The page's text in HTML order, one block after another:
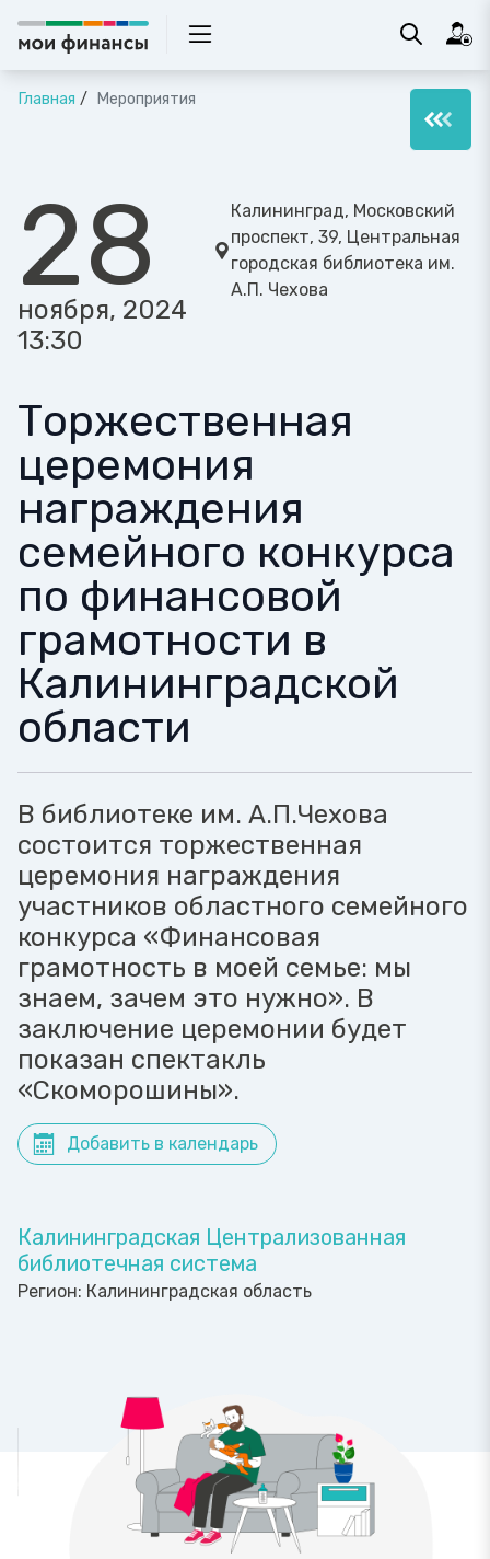
Главная Мероприятия
28
ноября, 2024
13:30
Калининград, Московский
проспект, 39, Центральная
городская библиотека им.
А.П. Чехова
Торжественная
церемония
награждения
семейного конкурса
по финансовой
грамотности в
Калининградской
области
В библиотеке им. А.П.Чехова
состоится торжественная
церемония награждения
участников областного семейного
конкурса «Финансовая
грамотность в моей семье: мы
знаем, зачем это нужно». В
заключение церемонии будет
показан спектакль
«Скоморошины».
Добавить в календарь
Калининградская Централизованная
библиотечная система
Регион: Калининградская область